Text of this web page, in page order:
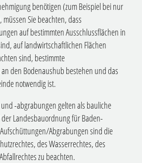
benötigen (zum Beispiel bei nur
Sie beachten, dass
auf bestimmten Ausschlussflächen in
auf landwirtschaftlichen Flächen
sind, bestimmte
den Bodenaushub bestehen und das
notwendig ist.
-abgrabungen gelten als bauliche
der Landesbauordnung für Baden-
Abgrabungen sind die
des Wasserrechtes, des
zu beachten.